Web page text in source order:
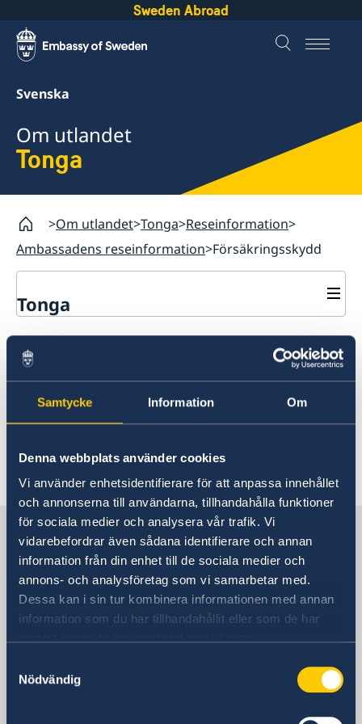
Samtycke Information Om
Denna webbplats använder cookies
Vi använder enhetsidentifierare för att anpassa innehållet
och annonserna till användarna, tillhandahålla funktioner
för sociala medier och analysera vår trafik. Vi
vidarebefordrar även sådana identifierare och annan
information från din enhet till de sociala medier och
annons- och analysföretag som vi samarbetar med.
Dessa kan i sin tur kombinera informationen med annan
information som du har tillhandahållit eller som de har
Nödvändig
Sweden Abroad
Svenska
Om utlandet
Tonga
Om utlandet Tonga Reseinformation
Ambassadens reseinformation Försäkringsskydd
Tonga
Hjälp till svenskar i Tonga
Hjälp kring medborgarskap
Akut hjälp
Reseinformation
Ambassadens reseinformation
Aktuella händelser
Terrorism
Naturförhållanden och katastrofer
In- och utresebestämmelser
Hälso- och sjukvård
Lokala lagar och sedvänjor
Kriminalitet och personlig säkerhet
Trafiksäkerhet
Försäkringsskydd
Övriga upplysningar
Försäkringsskydd
Sverige och Tonga har inga
ömsesidiga avtal om socialskydd eller
att ha en täckande reseförsäkring.
Sverige i Tonga
Sveriges ambassad
Stilla havet, Stockholm
Svenska konsulat